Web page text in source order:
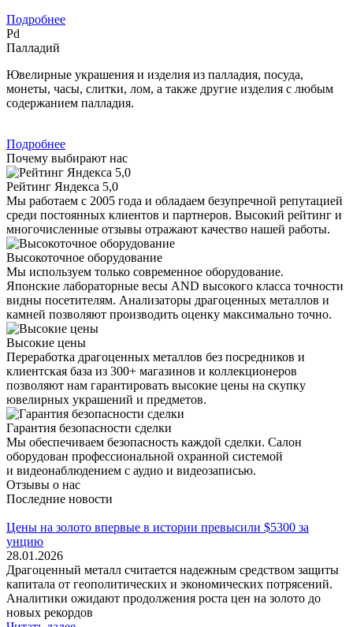
Подробнее
Pd
Палладий
Ювелирные украшения и изделия из палладия, посуда,
монеты, часы, слитки, лом, а также другие изделия с любым
содержанием палладия.
Подробнее
Почему выбирают нас
Рейтинг Яндекса 5,0
Мы работаем с 2005 года и обладаем безупречной репутацией
среди постоянных клиентов и партнеров. Высокий рейтинг и
многочисленные отзывы отражают качество нашей работы.
Высокоточное оборудование
Мы используем только современное оборудование.
Японские лабораторные весы AND высокого класса точности
видны посетителям. Анализаторы драгоценных металлов и
камней позволяют производить оценку максимально точно.
Высокие цены
Переработка драгоценных металлов без посредников и
клиентская база из 300+ магазинов и коллекционеров
позволяют нам гарантировать высокие цены на скупку
ювелирных украшений и предметов.
Гарантия безопасности сделки
Мы обеспечиваем безопасность каждой сделки. Салон
оборудован профессиональной охранной системой
и видеонаблюдением с аудио и видеозаписью.
Отзывы о нас
Последние новости
Цены на золото впервые в истории превысили $5300 за
унцию
28.01.2026
Драгоценный металл считается надежным средством защиты
капитала от геополитических и экономических потрясений.
Аналитики ожидают продолжения роста цен на золото до
новых рекордов